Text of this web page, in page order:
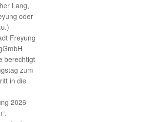
Lang,
oder
Freyung
berechtigt
zum
in die
2026